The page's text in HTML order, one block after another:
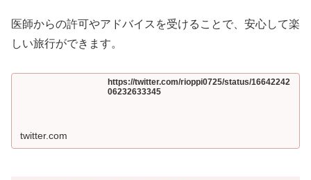
医師からの許可やアドバイスを受けることで、安心して楽
しい旅行ができます。
https://twitter.com/rioppi0725/status/16642242
06232633345
twitter.com